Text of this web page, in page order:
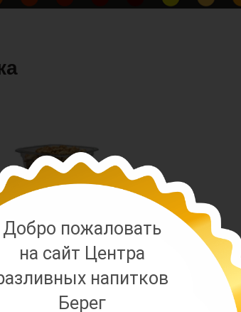
Добро пожаловать
на сайт Центра
напитков
Берег